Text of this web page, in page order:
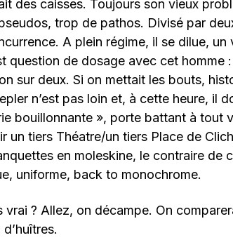
des caisses. Toujours son vieux
trop de pathos. Divisé par
A plein régime, il se dilue, un
question de dosage avec cet homme
sur deux. Si on mettait les bouts,
n’est pas loin et, à cette heure, il
bouillonnante », porte battant à tout
un tiers Théatre/un tiers Place de
en moleskine, le contraire de
uniforme, back to monochrome.
? Allez, on décampe. On